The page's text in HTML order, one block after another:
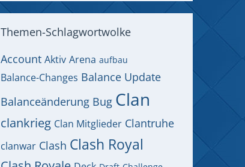
Themen-Schlagwortwolke
Account Aktiv Arena aufbau
Balance-Changes Balance Update
Balanceänderung Bug Clan
clankrieg Clan Mitglieder Clantruhe
clanwar Clash Clash Royal